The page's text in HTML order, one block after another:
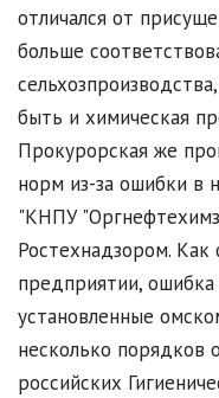
отличался от
больше
быть и химическая
Прокурорская же
норм из-за ошибки в
"КНПУ
Ростехнадзором.
предприятии,
установленные
несколько порядков
российских